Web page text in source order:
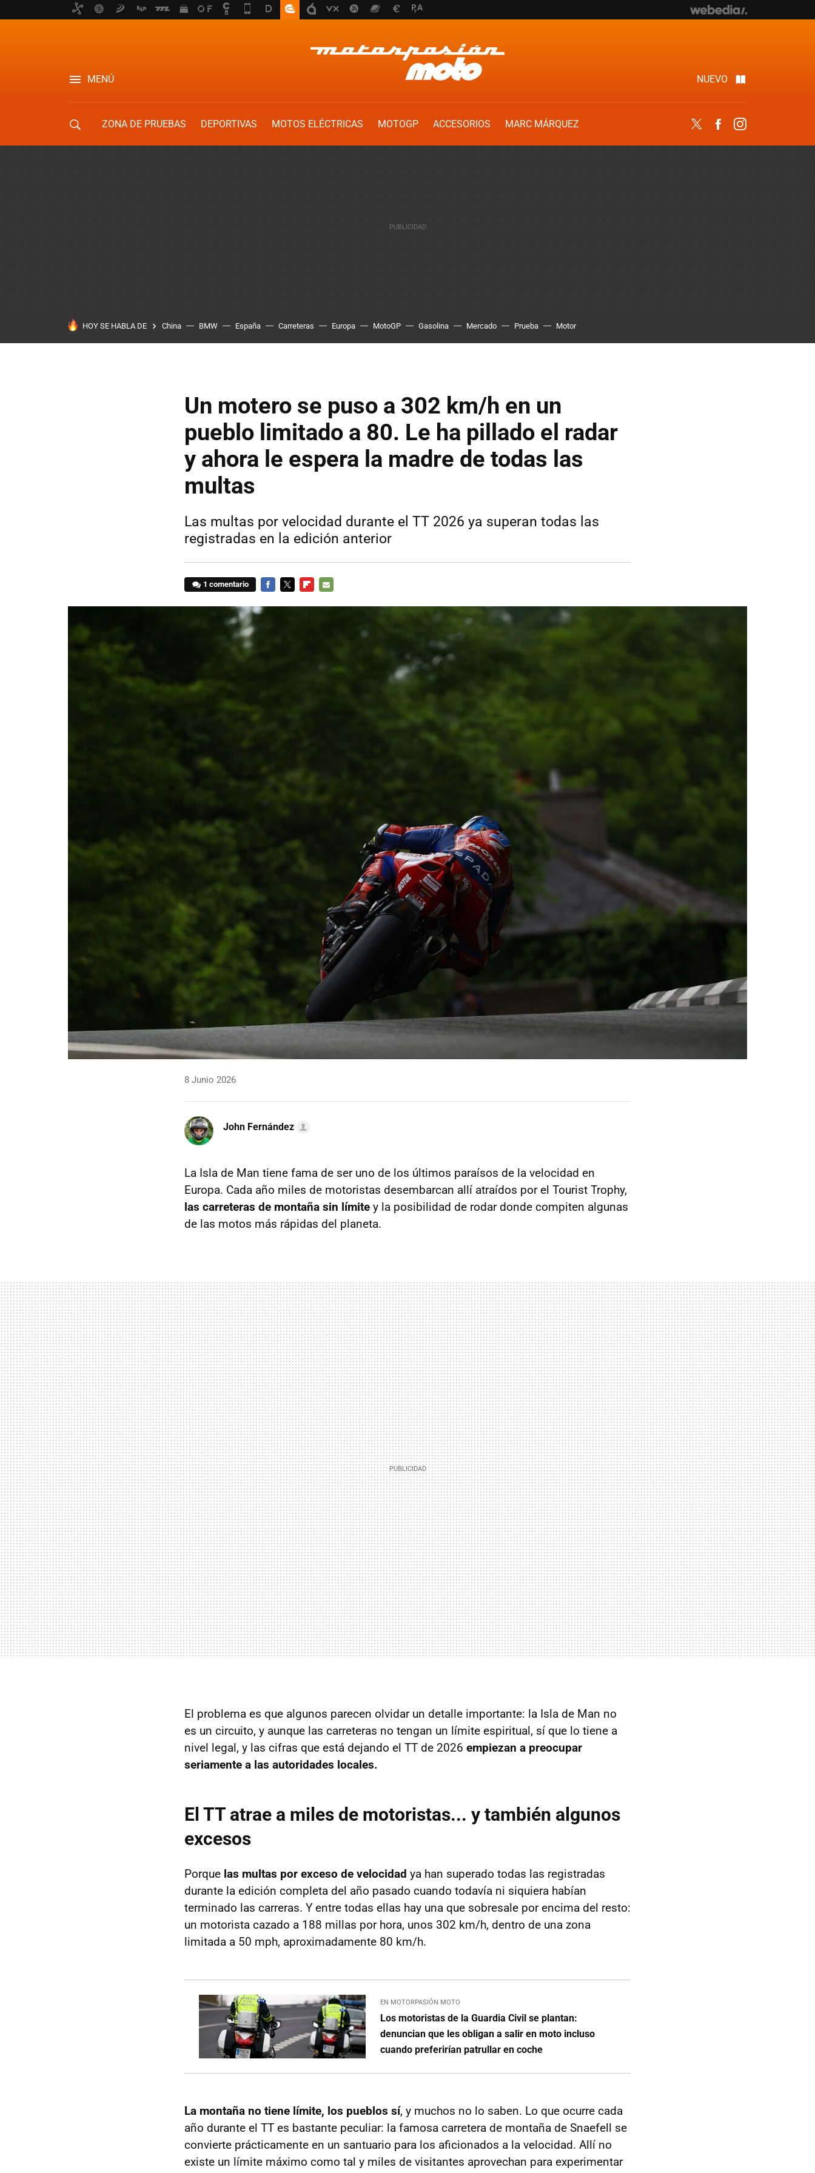
MENÚ NUEVO
ZONA DE PRUEBAS DEPORTIVAS MOTOS ELÉCTRICAS MOTOGP ACCESORIOS
MARC MÁRQUEZ
Twitter Facebook
HOY SE HABLA DE China BMW España Carreteras Europa MotoGP Gasolina Mercado Prueba Motor
Un motero se puso a 302 km/h en un
pueblo limitado a 80. Le ha pillado el radar
y ahora le espera la madre de todas las
multas
Las multas por velocidad durante el TT 2026 ya superan todas las
registradas en la edición anterior
1 comentario
8 Junio 2026
John Fernández
La Isla de Man tiene fama de ser uno de los últimos paraísos de la velocidad en
Europa. Cada año miles de motoristas desembarcan allí atraídos por el Tourist Trophy,
las carreteras de montaña sin límite y la posibilidad de rodar donde compiten algunas
de las motos más rápidas del planeta.
El problema es que algunos parecen olvidar un detalle importante: la Isla de Man no
es un circuito, y aunque las carreteras no tengan un límite espiritual, sí que lo tiene a
nivel legal, y las cifras que está dejando el TT de 2026 empiezan a preocupar
seriamente a las autoridades locales.
El TT atrae a miles de motoristas... y también algunos
excesos
Porque las multas por exceso de velocidad ya han superado todas las registradas
durante la edición completa del año pasado cuando todavía ni siquiera habían
terminado las carreras. Y entre todas ellas hay una que sobresale por encima del resto:
un motorista cazado a 188 millas por hora, unos 302 km/h, dentro de una zona
limitada a 50 mph, aproximadamente 80 km/h.
EN MOTORPASIÓN MOTO
Los motoristas de la Guardia Civil se plantan:
denuncian que les obligan a salir en moto incluso
cuando preferirían patrullar en coche
La montaña no tiene límite, los pueblos sí, y muchos no lo saben. Lo que ocurre cada
año durante el TT es bastante peculiar: la famosa carretera de montaña de Snaefell se
convierte prácticamente en un santuario para los aficionados a la velocidad. Allí no
existe un límite máximo como tal y miles de visitantes aprovechan para experimentar